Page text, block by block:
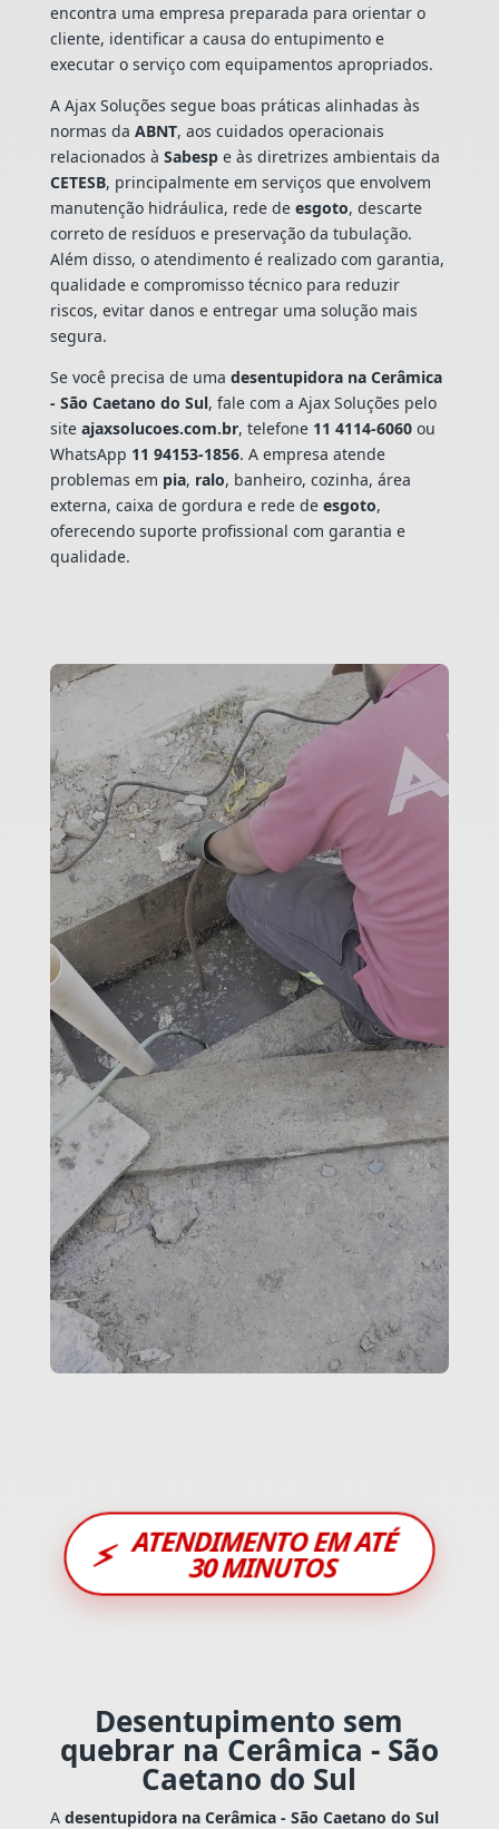
encontra uma empresa preparada para orientar o
cliente, identificar a causa do entupimento e
executar o serviço com equipamentos apropriados.
A Ajax Soluções segue boas práticas alinhadas às
normas da ABNT, aos cuidados operacionais
relacionados à Sabespe às diretrizes ambientais da
CETESB, principalmente em serviços que envolvem
manutenção hidráulica, rede de esgoto, descarte
correto de resíduos e preservação da tubulação.
Além disso, o atendimento é realizado com garantia,
qualidade e compromisso técnico para reduzir
riscos, evitar danos e entregar uma solução mais
segura.
Se você precisa de uma desentupidora na Cerâmica
- São Caetano do Sul, fale com a Ajax Soluções pelo
site ajaxsolucoes.com.br, telefone 11 4114-6060ou
WhatsApp 11 94153-1856. A empresa atende
problemas em pia, ralo, banheiro, cozinha, área
externa, caixa de gordura e rede de esgoto,
oferecendo suporte profissional com garantia e
qualidade.
⚡ ATENDIMENTO EM ATÉ
30 MINUTOS
Desentupimento sem
quebrar na Cerâmica - São
Caetano do Sul
A desentupidora na Cerâmica - São Caetano do Sul